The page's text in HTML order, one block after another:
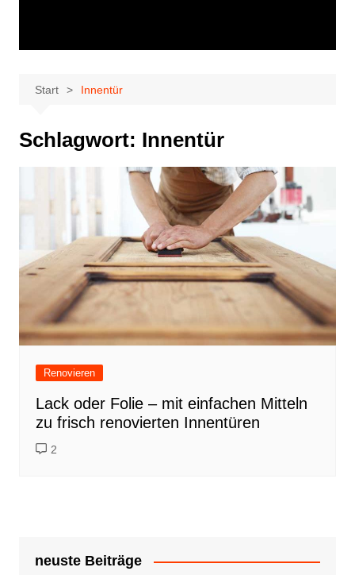
Start Innentür
Schlagwort: Innentür
Renovieren
Lack oder Folie – mit einfachen Mitteln
zu frisch renovierten Innentüren
2
neuste Beiträge